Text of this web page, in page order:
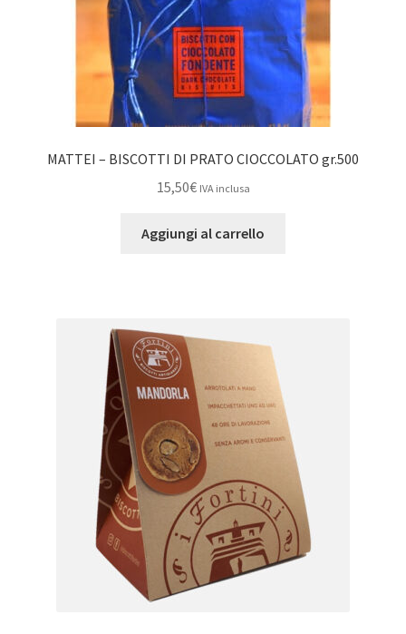
MATTEI – BISCOTTI DI PRATO CIOCCOLATO gr.500
15,50€ IVA inclusa
Aggiungi al carrello